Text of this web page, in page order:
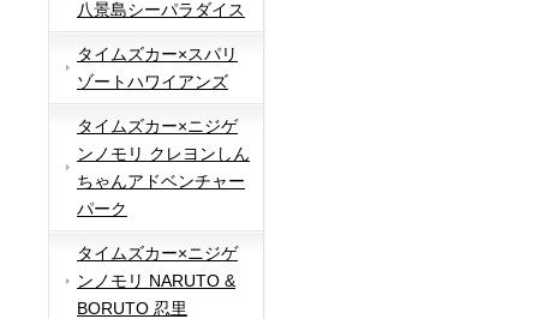
八景島シーパラダイス
タイムズカー×スパリ
ゾートハワイアンズ
タイムズカー×ニジゲ
ンノモリ クレヨンしん
ちゃんアドベンチャー
パーク
タイムズカー×ニジゲ
ンノモリ NARUTO &
BORUTO 忍里